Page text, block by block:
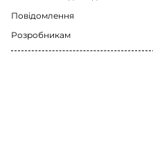
Повідомлення
Розробникам